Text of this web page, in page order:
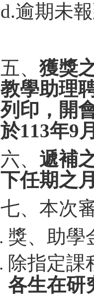
d.逾期未
五、 獲獎
教學助理
列印，開
於113年9
六、 遞補
下任期之
七、本次
獎、助學
除指定課
各生在研